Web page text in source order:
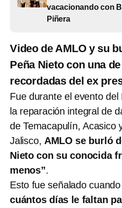
vacacionando con
Piñera
Video de AMLO y su
Peña Nieto con una
recordadas del ex
Fue durante el evento
la reparación integral de
de Temacapulín, Acasico
Jalisco, AMLO se burló
Nieto con su conocida
menos”.
Esto fue señalado cuando
cuántos días le faltan